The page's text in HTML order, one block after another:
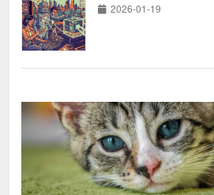
2026-01-19